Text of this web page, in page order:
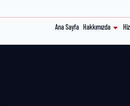
Ana Sayfa Hakkımızda